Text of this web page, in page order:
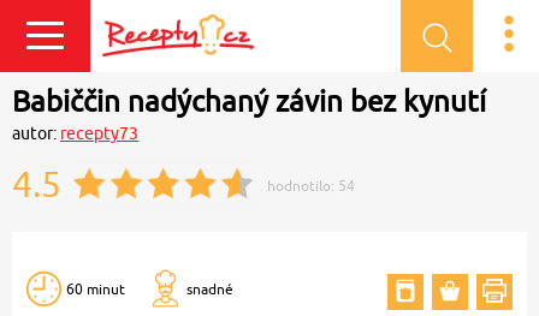
Babiččin nadýchaný závin bez kynutí
autor: recepty73
4.5 hodnotilo: 54
60 minut snadné